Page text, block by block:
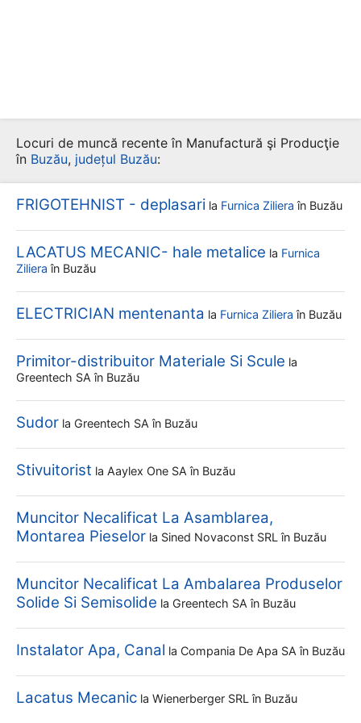
Locuri de muncă recente în Manufactură şi Producţie
în Buzău, județul Buzău:
FRIGOTEHNIST - deplasari la Furnica Ziliera în Buzău
LACATUS MECANIC- hale metalice la Furnica
Ziliera în Buzău
ELECTRICIAN mentenanta la Furnica Ziliera în Buzău
Primitor-distribuitor Materiale Si Scule la
Greentech SA în Buzău
Sudor la Greentech SA în Buzău
Stivuitorist la Aaylex One SA în Buzău
Muncitor Necalificat La Asamblarea,
Montarea Pieselor la Sined Novaconst SRL în Buzău
Muncitor Necalificat La Ambalarea Produselor
Solide Si Semisolide la Greentech SA în Buzău
Instalator Apa, Canal la Compania De Apa SA în Buzău
Lacatus Mecanic la Wienerberger SRL în Buzău